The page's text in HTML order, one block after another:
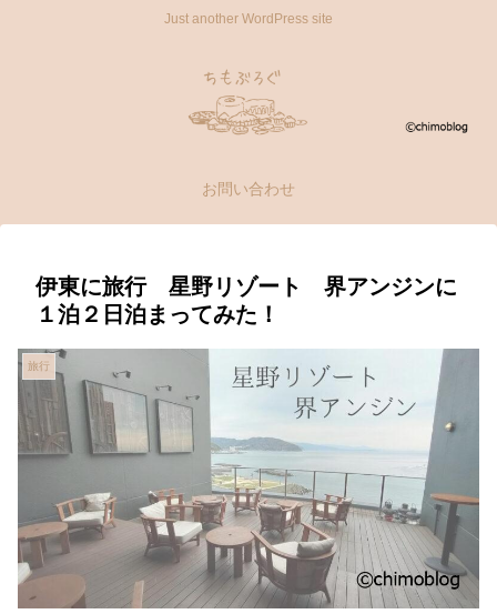
Just another WordPress site
お問い合わせ
伊東に旅行 星野リゾート 界アンジンに
１泊２日泊まってみた！
旅行